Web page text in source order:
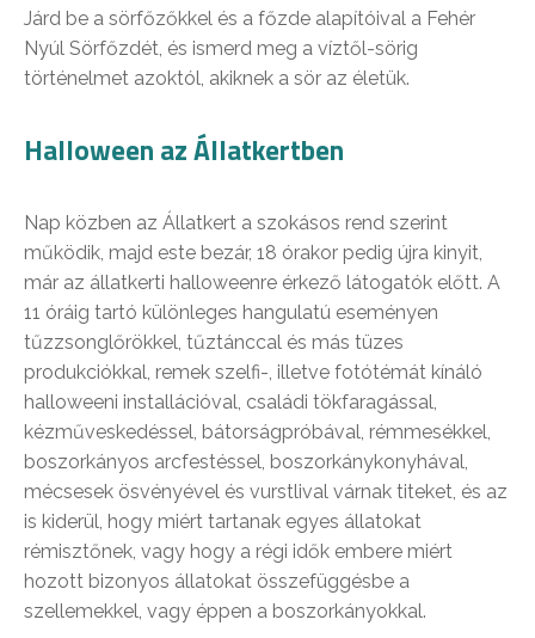
Járd be a sörfőzőkkel és a főzde alapítóival a Fehér
Nyúl Sörfőzdét, és ismerd meg a víztől-sörig
történelmet azoktól, akiknek a sör az életük.
Halloween az Állatkertben
Nap közben az Állatkert a szokásos rend szerint
működik, majd este bezár, 18 órakor pedig újra kinyit,
már az állatkerti halloweenre érkező látogatók előtt. A
11 óráig tartó különleges hangulatú eseményen
tűzzsonglőrökkel, tűztánccal és más tüzes
produkciókkal, remek szelfi-, illetve fotótémát kínáló
halloweeni installációval, családi tökfaragással,
kézműveskedéssel, bátorságpróbával, rémmesékkel,
boszorkányos arcfestéssel, boszorkánykonyhával,
mécsesek ösvényével és vurstlival várnak titeket, és az
is kiderül, hogy miért tartanak egyes állatokat
rémisztőnek, vagy hogy a régi idők embere miért
hozott bizonyos állatokat összefüggésbe a
szellemekkel, vagy éppen a boszorkányokkal.